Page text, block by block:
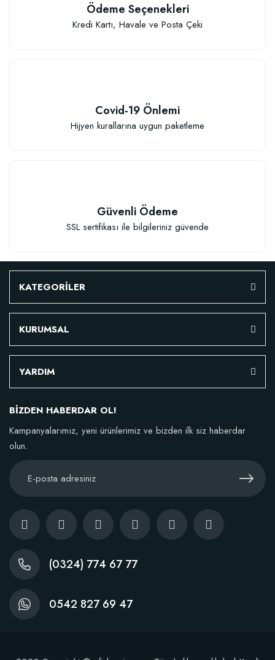
Sepete Ekle
52,18 TL
BestSol Sıvı Solucan Gübresi 1 Litre
146,77 TL
Ödeme Seçenekleri
Kredi Kartı, Havale ve Posta Çeki
Covid-19 Önlemi
Hijyen kurallarına uygun paketleme
Güvenli Ödeme
SSL sertifikası ile bilgileriniz güvende
KATEGORİLER
KURUMSAL
YARDIM
BİZDEN HABERDAR OL!
Kampanyalarımız, yeni ürünlerimiz ve bizden ilk siz haberdar
olun.
(0324) 774 67 77
0542 827 69 47